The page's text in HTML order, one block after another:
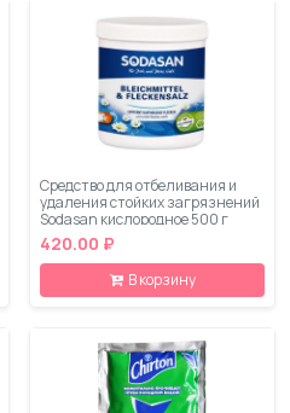
Средство для отбеливания и
удаления стойких загрязнений
Sodasan кислородное 500 г
420.00 ₽
В корзину